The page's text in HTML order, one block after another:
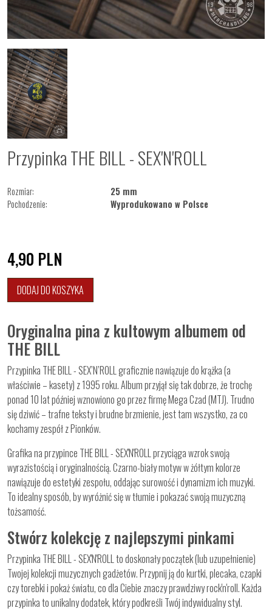
Przypinka THE BILL - SEX'N'ROLL
Rozmiar:
25 mm
Pochodzenie:
Wyprodukowano w Polsce
4,90 PLN
DODAJ DO KOSZYKA
Oryginalna pina z kultowym albumem od
THE BILL
Przypinka THE BILL - SEX’N’ROLL graficznie nawiązuje do krążka (a
właściwie – kasety) z 1995 roku. Album przyjął się tak dobrze, że trochę
ponad 10 lat później wznowiono go przez firmę Mega Czad (MTJ). Trudno
się dziwić – trafne teksty i brudne brzmienie, jest tam wszystko, za co
kochamy zespół z Pionków.
Grafika na przypince THE BILL - SEX'N'ROLL przyciąga wzrok swoją
wyrazistością i oryginalnością. Czarno-biały motyw w żółtym kolorze
nawiązuje do estetyki zespołu, oddając surowość i dynamizm ich muzyki.
To idealny sposób, by wyróżnić się w tłumie i pokazać swoją muzyczną
tożsamość.
Stwórz kolekcję z najlepszymi pinkami
Przypinka THE BILL - SEX'N'ROLL to doskonały początek (lub uzupełnienie)
Twojej kolekcji muzycznych gadżetów. Przypnij ją do kurtki, plecaka, czapki
czy torebki i pokaż światu, co dla Ciebie znaczy prawdziwy rock'n'roll. Każda
przypinka to unikalny dodatek, który podkreśli Twój indywidualny styl.